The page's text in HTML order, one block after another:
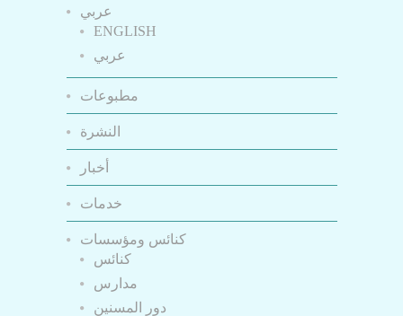
عربي
ENGLISH
عربي
مطبوعات
النشرة
أخبار
خدمات
كنائس ومؤسسات
كنائس
مدارس
دور المسنين